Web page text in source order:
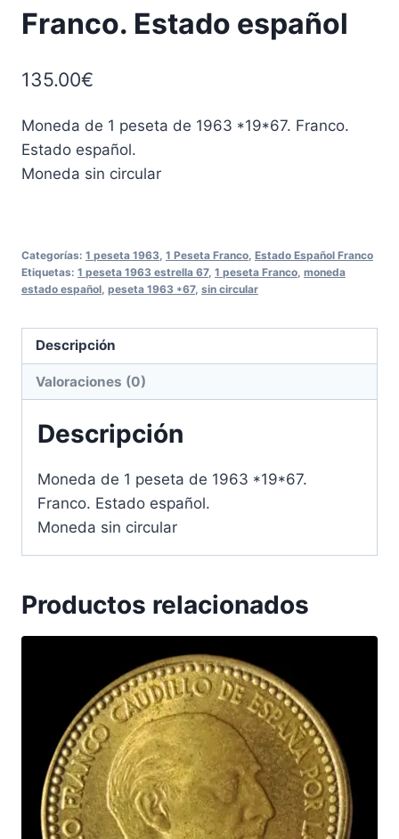
Franco. Estado español
135.00€
Moneda de 1 peseta de 1963 *19*67. Franco.
Estado español.
Moneda sin circular
Categorías: 1 peseta 1963 1 Peseta Franco Estado Español Franco
Etiquetas: 1 peseta 1963 estrella 67, 1 peseta Franco moneda
estado español peseta 1963 *67, sin circular
Descripción
Valoraciones (0)
Descripción
Moneda de 1 peseta de 1963 *19*67.
Franco. Estado español.
Moneda sin circular
Productos relacionados